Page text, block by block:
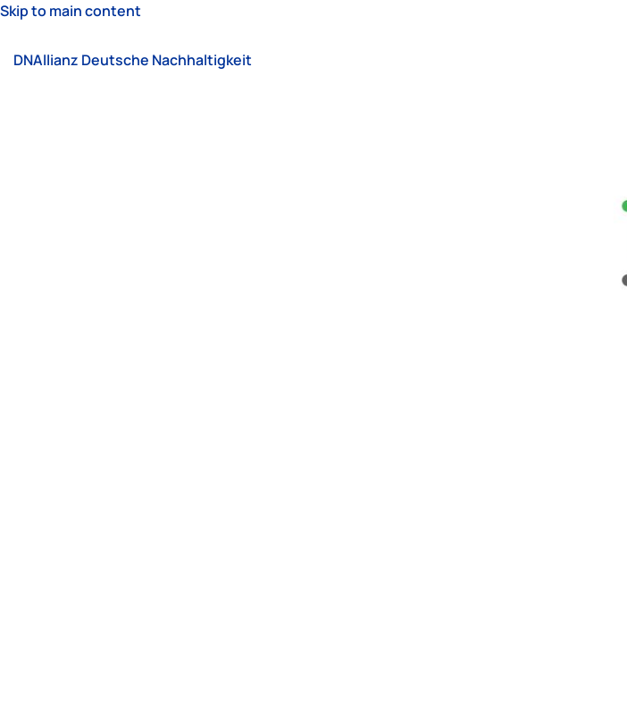
Skip to main content
DNAllianz Deutsche Nachhaltigkeit